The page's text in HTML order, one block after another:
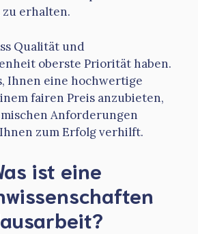
erhalten.
Qualität und
oberste Priorität haben.
Ihnen eine hochwertige
fairen Preis anzubieten,
Anforderungen
zum Erfolg verhilft.
ist eine